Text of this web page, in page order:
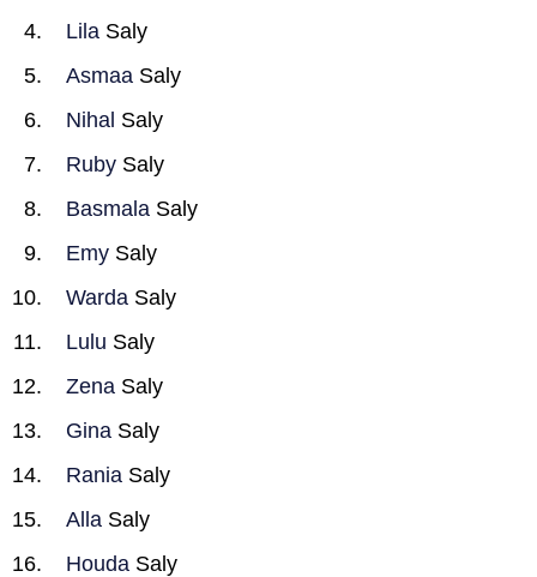
Lila Saly
Asmaa Saly
Nihal Saly
Ruby Saly
Basmala Saly
Emy Saly
Warda Saly
Lulu Saly
Zena Saly
Gina Saly
Rania Saly
Alla Saly
Houda Saly